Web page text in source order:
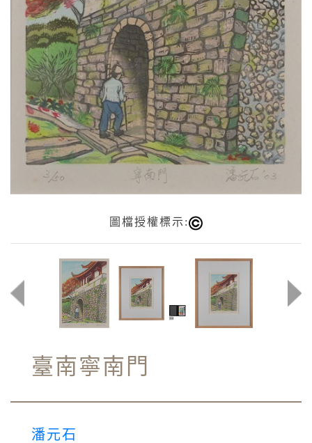
圖檔授權標示:
臺南寧南門
潘元石